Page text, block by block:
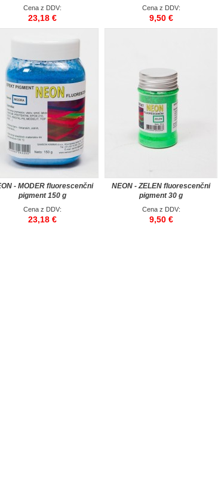
Cena z DDV:
23,18 €
Cena z DDV:
9,50 €
- MODER fluorescenčni
pigment 150 g
Cena z DDV:
23,18 €
NEON - ZELEN fluorescenčni
pigment 30 g
Cena z DDV:
9,50 €